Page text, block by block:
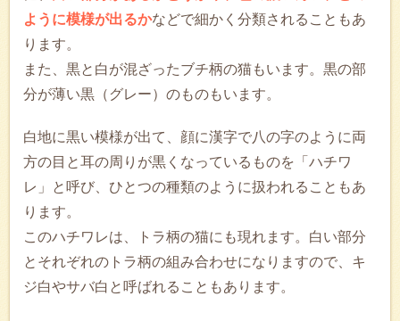
ように模様が出るかなどで細かく分類されることもあ
ります。
また、黒と白が混ざったブチ柄の猫もいます。黒の部
分が薄い黒（グレー）のものもいます。
白地に黒い模様が出て、顔に漢字で八の字のように両
方の目と耳の周りが黒くなっているものを「ハチワ
レ」と呼び、ひとつの種類のように扱われることもあ
ります。
このハチワレは、トラ柄の猫にも現れます。白い部分
とそれぞれのトラ柄の組み合わせになりますので、キ
ジ白やサバ白と呼ばれることもあります。